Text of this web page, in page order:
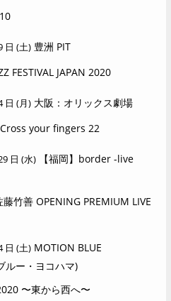
日 (土) 豊洲 PIT
FESTIVAL JAPAN 2020
日 (月) 大阪：オリックス劇場
Cross your fingers 22
日 (水)
【福岡】border -live
竹善 OPENING PREMIUM LIVE
日 (土) MOTION BLUE
ルー・ヨコハマ)
〜東から西へ〜